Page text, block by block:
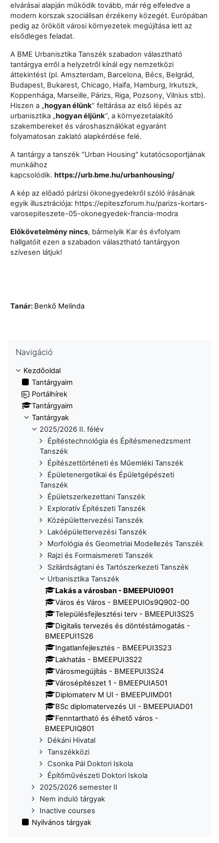
elvárásai alapján működik tovább, már rég elfeledve a
modern korszak szociálisan érzékeny közegét. Európában
pedig az örökölt városi környezetek megújítása lett az
elsődleges feladat.
A BME Urbanisztika Tanszék szabadon választható
tantárgya erről a helyzetről kínál egy nemzetközi
áttekintést (pl. Amszterdam, Barcelona, Bécs, Belgrád,
Budapest, Bukarest, Chicago, Haifa, Hamburg, Irkutszk,
Koppenhága, Marseille, Párizs, Riga, Pozsony, Vilnius stb).
Hiszen a „hogyan élünk” feltárása az első lépés az
urbanisztika „hogyan éljünk”, a környezetalakító
szakembereket és városhasználókat egyaránt
folyamatosan zaklató alapkérdése felé.
A tantárgy a tanszék "Urban Housing" kutatócsoportjának
munkáihoz
kapcsolódik. https://urb.bme.hu/urbanhousing/
A kép az előadó párizsi ökonegyedekről szóló írásának
egyik illusztrációja: https://epiteszforum.hu/parizs-kortars-
varosepiteszete-05-okonegyedek-francia-modra
Előkövetelmény nincs, bármelyik Kar és évfolyam
hallgatóit ezen a szabadon választható tantárgyon
szívesen látjuk!
Tanár: Benkő Melinda
Navigáció
Kezdőoldal
Tantárgyaim
Portálhírek
Tantárgyaim
Tantárgyak
2025/2026 II. félév
Építéstechnológia és Építésmenedzsment
Tanszék
Építészettörténeti és Műemléki Tanszék
Épületenergetikai és Épületgépészeti
Tanszék
Épületszerkezettani Tanszék
Exploratív Építészeti Tanszék
Középülettervezési Tanszék
Lakóépülettervezési Tanszék
Morfológia és Geometriai Modellezés Tanszék
Rajzi és Formaismereti Tanszék
Szilárdságtani és Tartószerkezeti Tanszék
Urbanisztika Tanszék
Lakás a városban - BMEEPUI0901
Város és Város - BMEEPUIOs9Q902-00
Településfejlesztési terv - BMEEPUI3S25
Digitalis tervezés és döntéstámogatás -
BMEEPUI1S26
Ingatlanfejlesztés - BMEEPUI3S23
Lakhatás - BMEEPUI3S22
Városmegújítás - BMEEPUI3S24
Városépítészet 1 - BMEEPUIA501
Diplomaterv M UI - BMEEPUIMD01
BSc diplomatervezés UI - BMEEPUIAD01
Fenntartható és élhető város -
BMEEPUIQ801
Dékáni Hivatal
Tanszékközi
Csonka Pál Doktori Iskola
Építőművészeti Doktori Iskola
2025/2026 semester II
Nem induló tárgyak
Inactive courses
Nyilvános tárgyak